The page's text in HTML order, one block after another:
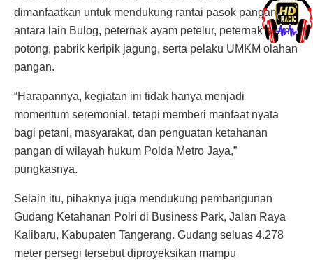
dimanfaatkan untuk mendukung rantai pasok pangan,
antara lain Bulog, peternak ayam petelur, peternak ayam
potong, pabrik keripik jagung, serta pelaku UMKM olahan
pangan.
“Harapannya, kegiatan ini tidak hanya menjadi
momentum seremonial, tetapi memberi manfaat nyata
bagi petani, masyarakat, dan penguatan ketahanan
pangan di wilayah hukum Polda Metro Jaya,”
pungkasnya.
Selain itu, pihaknya juga mendukung pembangunan
Gudang Ketahanan Polri di Business Park, Jalan Raya
Kalibaru, Kabupaten Tangerang. Gudang seluas 4.278
meter persegi tersebut diproyeksikan mampu